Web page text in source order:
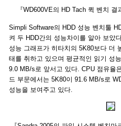
『WD600VE의 HD Tach 퀵 벤치 결
Simpli Software의 HDD 성능 벤치툴
켜 두 HDD간의 성능차이를 알아 보았
성능 그래프가 히타치의 5K80보다 더
태를 취하고 있으며 평균적인 읽기 성
9.0 MB/s로 앞서고 있다. CPU 점유율
드 부문에서는 5K80이 91.6 MB/s로
성능을 보여주고 있다.